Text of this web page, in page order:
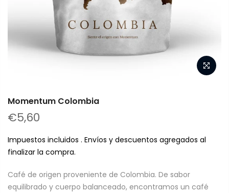
Momentum Colombia
€5,60
Impuestos incluidos . Envíos y descuentos agregados al
finalizar la compra.
Café de origen proveniente de Colombia. De sabor
equilibrado y cuerpo balanceado, encontramos un café